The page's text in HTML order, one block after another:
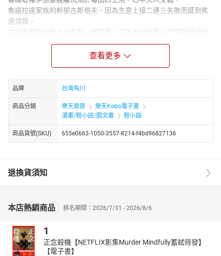
魯諾拉達家族的幹部古斯塔夫，因為生意上接二連三失敗而感到焦
慮煩躁。
甘德魯家族的老大拉克有一種預感，認為今的後幫派鬥爭將越演越
少女伊芙暗自下定決心，要為遭到殺害的亡兄報仇。
當形形色色的生命軌跡縱橫交錯，命運也演變出骨牌效應般的連鎖
查看更多
品牌 台灣角川
商品分類 樂天首頁
樂天Kobo電子書
漫畫/輕小說/圖文書
輕小說
商品貨號(SKU) 655e0663-1050-3557-8214-f4bd96827136
退換貨須知
本店熱銷商品 排名期間：2026/7/31 - 2026/8/6
1
正念殺機【NETFLIX影集Murder Mindfully蓄弒待發】
【電子書】